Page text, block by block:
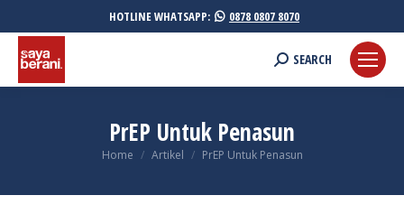
HOTLINE WHATSAPP: 0878 0807 8070
Search:
SEARCH
PrEP Untuk Penasun
You are here:
Home Artikel PrEP Untuk Penasun